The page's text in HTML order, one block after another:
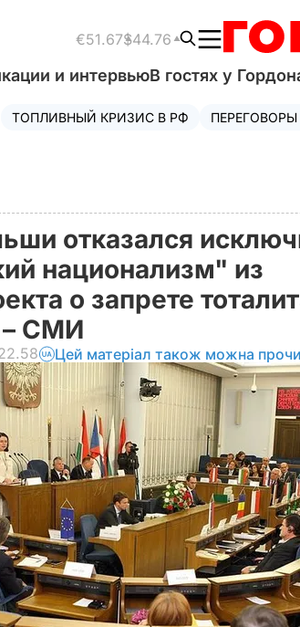
€51.67$44.76
и интервьюВ гостях у
ТОПЛИВНЫЙ КРИЗИС В РФ
отказался
национализм" из
о запрете
– СМИ
Цей матеріал також можна